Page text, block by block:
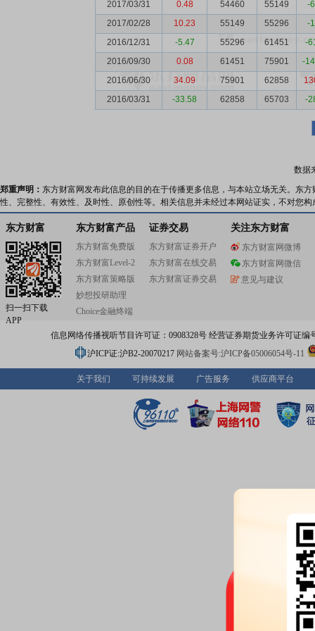
2017/03/31
0.48 54460 55149
-
2017/02/28
10.23 55149 55296
-
2016/12/31
-5.47 55296 61451
-
2016/09/30
0.08 61451 75901
-
2016/06/30
34.09 75901 62858
2016/03/31
-33.58 62858 65703 -
数据
郑重声明： 东方财富网发布此信息的目的在于传播更多信息，与本站立场无关。东
性、完整性、有效性、及时性、原创性等。相关信息并未经过本网站证实，不对您
东方财富
扫一扫下载
APP
东方财富产品
东方财富免费版
东方财富Level-2
东方财富策略版
妙想投研助理
Choice金融终端
证券交易
东方财富证券开户
东方财富在线交易
东方财富证券交易
关注东方财富
东方财富网微博
东方财富网微信
意见与建议
信息网络传播视听节目许可证：0908328号 经营证券期货业务许可证编
沪ICP证:沪B2-20070217 网站备案号:沪ICP备05006054号-11
关于我们 可持续发展 广告服务 供应商平台